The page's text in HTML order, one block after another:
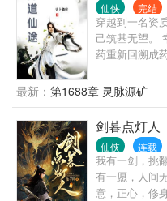
仙侠 完结
穿越到一名资
己筑基无望。
药重新回溯成
仙道的传说。
金丹、元婴、
最新： 第1688章 灵脉源矿
剑暮点灯人
仙侠 连载
我有一剑，挑
有一愿，人间
意，正心，修